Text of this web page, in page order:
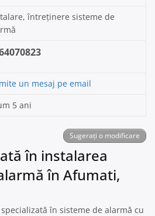
întreținere sisteme de
un mesaj pe email
5 ani
Sugerați o modificare
în instalarea
în Afumati,
specializată în sisteme de alarmă cu